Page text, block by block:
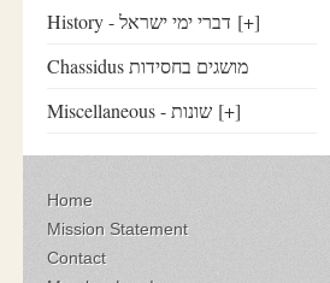
History - דברי ימי ישראל [+]
Chassidus מושגים בחסידות
Miscellaneous - שונות [+]
Home
Mission Statement
Contact